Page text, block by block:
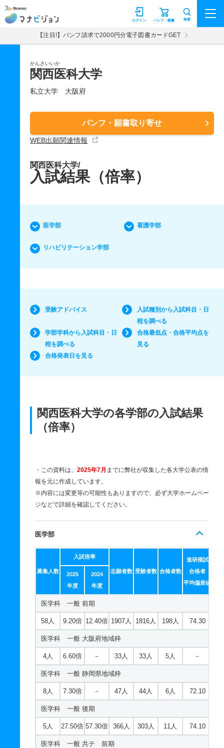
マナビジョン パンフ・願書
ログイン 検索
【注目!】パンフ請求で2000円分電子図書カードGET
かんさいいか
関西医科大学
私立大学 大阪府
パンフ・願書取り寄せ
WEB出願関連情報
関西医科大学/
入試結果（倍率）
医学部 看護学部
リハビリテーション学部
受験アドバイス
入試種別から入試科目・日
程を調べる
学部学科から入試科目・日
程を調べる
合格最低点・合格平均点を
見る
合格発表日を見る
関西医科大学の各学部の入試結果
（倍率）
・この資料は、 2025年7月 までに弊社が収集した各大学公表の情
報を元に作成しています。
※内容には変更等の可能性もありますので、必ず大学ホームペー
ジなどで詳細を確認してください。
医学部
募集人数
入試倍率
志願者数 受験者数 合格者数
進研模試
合格者
平均偏差値
2025
年度
2024
年度
医学科 一般 前期
58人 9.20倍 12.40倍 1907人 1816人 198人 74.30
医学科 一般 大阪府地域枠
4人 6.60倍 － 33人 33人 5人 －
医学科 一般 静岡県地域枠
8人 7.30倍 － 47人 44人 6人 72.10
医学科 一般 後期
5人 27.50倍 57.30倍 366人 303人 11人 74.10
医学科 一般 共テ 前期